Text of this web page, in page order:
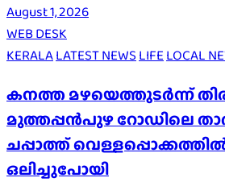
August 1, 2026
WEB DESK
KERALALATEST NEWS LIFE LOCAL
കനത്ത മഴയെത്തുടർന്ന്
മുത്തപ്പൻപുഴ റോഡിലെ
ചപ്പാത്ത്
ഒലിച്ചുപോയി